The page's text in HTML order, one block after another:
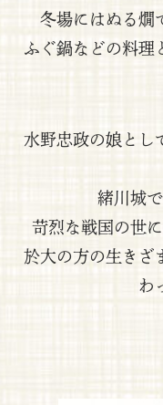
冬場にはぬる燗
ふぐ鍋などの料理
水野忠政の娘とし
緒川城
苛烈な戦国の世
於大の方の生きざ
わ